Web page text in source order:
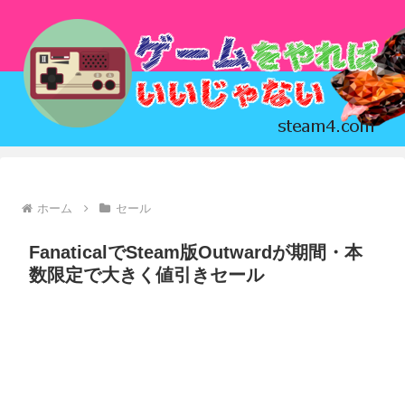
ホーム セール
FanaticalでSteam版Outwardが期間・本
数限定で大きく値引きセール